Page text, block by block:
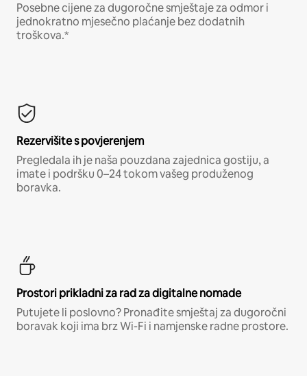
Posebne cijene za dugoročne smještaje za odmor i
jednokratno mjesečno plaćanje bez dodatnih
troškova.*
Rezervišite s povjerenjem
Pregledala ih je naša pouzdana zajednica gostiju, a
imate i podršku 0–24 tokom vašeg produženog
boravka.
Prostori prikladni za rad za digitalne nomade
Putujete li poslovno? Pronađite smještaj za dugoročni
boravak koji ima brz Wi-Fi i namjenske radne prostore.